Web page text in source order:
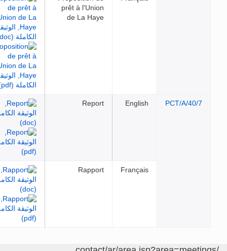
prêt à l'Union
de La Haye
PCT/A/40/7
English
Report
Français
Rapport